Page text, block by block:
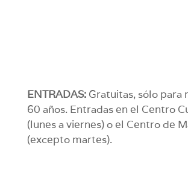
ENTRADAS:Gratuitas, sólo para
60 años. Entradas en el Centro
(lunes a viernes) o el Centro de
(excepto martes).